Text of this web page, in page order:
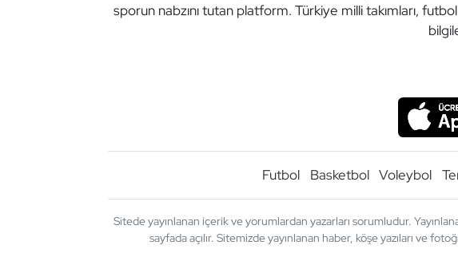
sporun nabzını tutan platform. Türkiye milli takımları,
Futbol Basketbol Voleybol
Sitede yayınlanan içerik ve yorumlardan yazarları sorumludur.
sayfada açılır. Sitemizde yayınlanan haber, köşe yazıları ve